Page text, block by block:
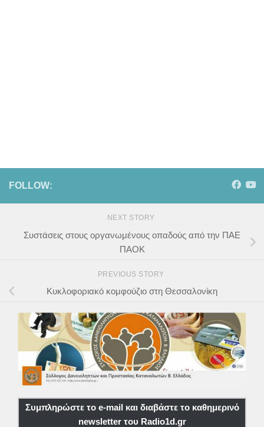
FOLLOW:
NEXT STORY
Συστάσεις στους οργανωμένους οπαδούς από την ΠΑΕ
ΠΑΟΚ
PREVIOUS STORY
Κυκλοφοριακό κομφούζιο στη Θεσσαλονίκη
Συμπληρώστε το e-mail και διαβάστε το καθημερινό
newsletter του Radio1d.gr